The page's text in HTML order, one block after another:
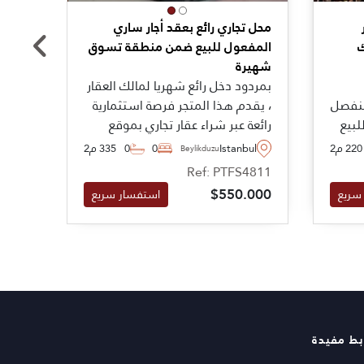
220 م2
محل تجاري رائع بعقد أجار ساري
المفعول للبيع ضمن منطقة تسوق
شهيرة
بمردود دخل رائع شهريا لمالك العقار
، يقدم هذا المتجر فرصة استثمارية
رائعة عبر شراء عقار تجاري بموقع
مميز ضمن منطقة سكنية في
اسطنبول ، حيث يقع ضمن شارع
تسوق مزدحم بالقرب من الأسواق و
المواصلات العامة
Istanbul
Beylikduzu
0
0 335 م2
Ref: PTFS4811
$550.000 استفسار سريع
مفيدة